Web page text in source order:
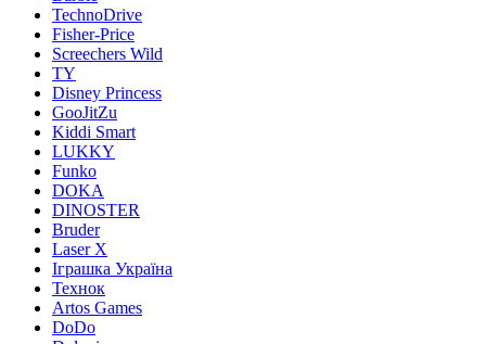
TechnoDrive
Fisher-Price
Screechers Wild
TY
Disney Princess
GooJitZu
Kiddi Smart
LUKKY
Funko
DOKA
DINOSTER
Bruder
Laser X
Іграшка Україна
Технок
Artos Games
DoDo